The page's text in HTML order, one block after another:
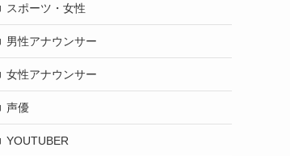
スポーツ・女性
男性アナウンサー
女性アナウンサー
声優
YOUTUBER